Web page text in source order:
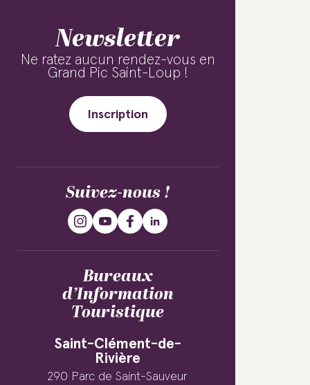
Newsletter
Ne ratez aucun rendez-vous en
Grand Pic Saint-Loup !
Inscription
Suivez-nous !
Bureaux
d’Information
Touristique
Saint-Clément-de-
Rivière
290 Parc de Saint-Sauveur